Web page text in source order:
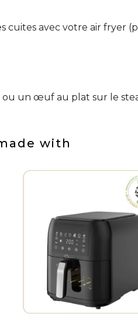
cuites avec votre air fryer
ou un œuf au plat sur le
with